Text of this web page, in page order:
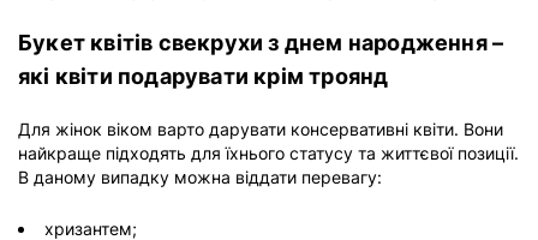
Букет квітів свекрухи з днем ​​народження –
які квіти подарувати крім троянд
Для жінок віком варто дарувати консервативні квіти. Вони
найкраще підходять для їхнього статусу та життєвої позиції.
В даному випадку можна віддати перевагу:
хризантем;